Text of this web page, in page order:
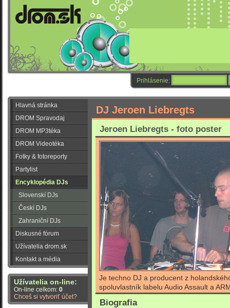
Prihlásenie:
Hlavná stránka
DROM Spravodaj
DROM MP3téka
DROM Videotéka
Fotky & fotoreporty
Partylist
Encyklopédia DJs
Slovenskí DJs
Českí DJs
Zahraniční DJs
Diskusné fórum
Užívatelia drom.sk
Kontakt a média
Užívatelia on-line:
On-line celkom: 0
Chceš si vytvoriť účet?
DJ Jeroen Liebregts
Jeroen Liebregts - foto poster
Je techno DJ a producent z
spoluvlastník labelu Audio Assault a
Biografia